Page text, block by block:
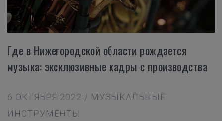
Где в Нижегородской области рождается
музыка: эксклюзивные кадры с производства
6 ОКТЯБРЯ 2022 / МУЗЫКАЛЬНЫЕ
ИНСТРУМЕНТЫ